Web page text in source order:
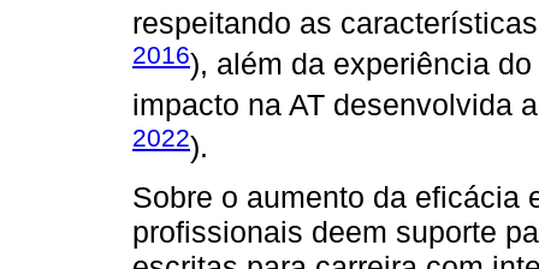
respeitando as
2016), além da experiência
impacto na AT desenvolvida
2022).
Sobre o aumento da eficácia
profissionais deem suporte